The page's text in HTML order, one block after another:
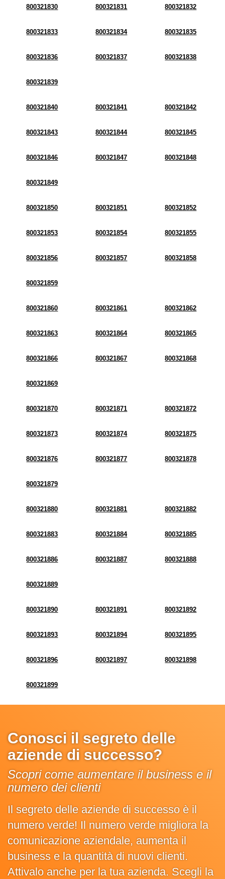
800321830 800321831 800321832
800321833 800321834 800321835
800321836 800321837 800321838
800321839
800321840 800321841 800321842
800321843 800321844 800321845
800321846 800321847 800321848
800321849
800321850 800321851 800321852
800321853 800321854 800321855
800321856 800321857 800321858
800321859
800321860 800321861 800321862
800321863 800321864 800321865
800321866 800321867 800321868
800321869
800321870 800321871 800321872
800321873 800321874 800321875
800321876 800321877 800321878
800321879
800321880 800321881 800321882
800321883 800321884 800321885
800321886 800321887 800321888
800321889
800321890 800321891 800321892
800321893 800321894 800321895
800321896 800321897 800321898
800321899
Conosci il segreto delle
aziende di successo?
Scopri come aumentare il business e il
numero dei clienti
Il segreto delle aziende di successo è il
numero verde! Il numero verde migliora la
comunicazione aziendale, aumenta il
business e la quantità di nuovi clienti.
Attivalo anche per la tua azienda. Scegli la